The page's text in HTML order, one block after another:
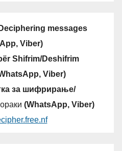
messages
Viber)
Shifrim/Deshifrim
Viber)
за шифрирање/
(WhatsApp, Viber)